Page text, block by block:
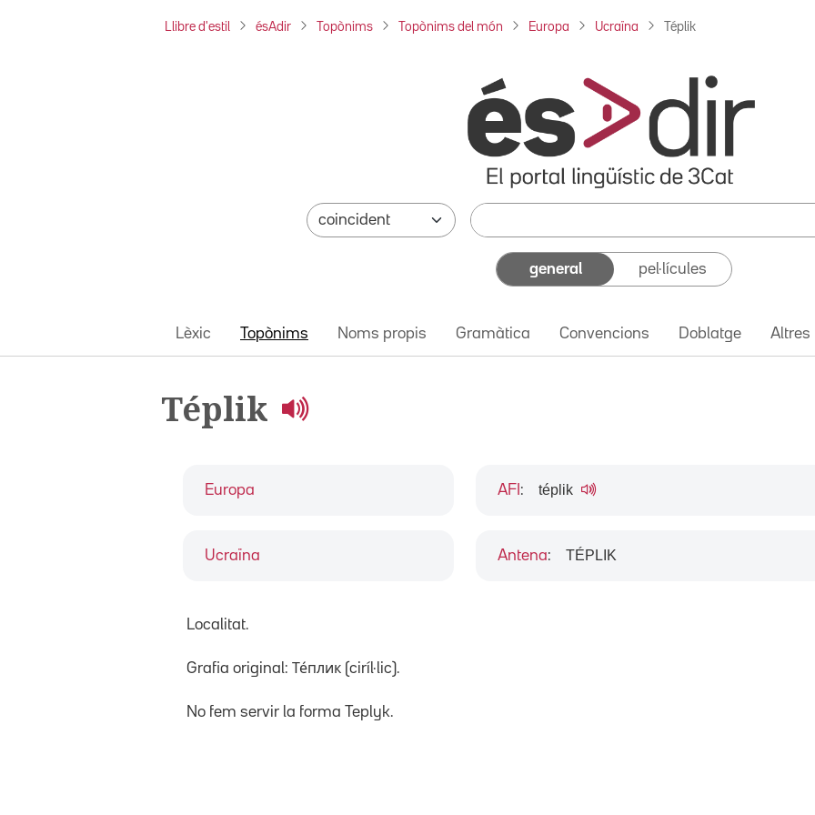
Llibre d'estil ésAdir Topònims Topònims del món Europa Ucraïna Téplik
general pel·lícules
Lèxic Topònims Noms propis Gramàtica Convencions Doblatge Altres
Téplik
Europa
Ucraïna
AFI : téplik
Antena: TÉPLIK
Localitat.
Grafia original: Те́плик (ciríl·lic).
No fem servir la forma Teplyk.